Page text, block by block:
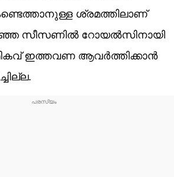
ശ്രമത്തിലാണ്
സീസണില്‍ റോയല്‍സിനായി
ഇത്തവണ ആവര്‍ത്തിക്കാന്‍